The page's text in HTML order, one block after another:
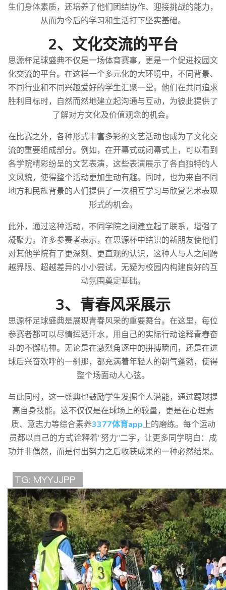
生们身体素质，还培养了他们团结协作、迎接挑战的能力，
从而为今后的学习和生活打下坚实基础。
2、文化交流的平台
思源杯足球盛典不仅是一场体育赛事，更是一个促进校园文
化交流的平台。在这样一个多元化的大环境中，不同背景、
不同行业和不同兴趣爱好的学生汇聚一堂。他们在共同追求
胜利目标时，自然而然地建立起沟通与互动，为彼此提供了
了解对方文化及价值观念的机会。
在比赛之外，各种形式丰富多彩的文艺活动也成为了文化交
流的重要组成部分。例如，在开幕式或闭幕式上，可以看到
各学院精彩纷呈的文艺表演，这些表演展示了各自独特的人
文风貌，使得整个活动更加生动有趣。同时，也为来自不同
地方和民族背景的人们提供了一次相互学习与欣赏艺术表现
形式的机会。
此外，通过这种活动，不同学院之间建立起了联系，增强了
凝聚力。许多参赛者表示，在思源杯中结识的新朋友使他们
对其他学院有了更深刻、更直观的认识，这种人与人之间跨
越界限、超越差异的小小尝试，无疑为校园内构建良好的互
动氛围奠定基础。
3、青春风采展示
思源杯足球盛典是展现青春风采的重要舞台。在这里，每位
参赛者都可以尽情挥洒汗水，用自己的实际行动诠释青春奋
斗的不懈精神。无论是在激烈角逐中的拼搏瞬间，还是在进
球后兴奋欢呼的一刹那，都充满着年轻人的朝气蓬勃，使得
整个场面动人心弦。
与此同时，这一盛典也鼓励学生发掘个人潜能，通过踢球提
高自身技能。这不仅仅是在球场上的较量，更是在心理素
质、意志力等综合素养3377体育app上的磨练。每个运动
员都以自己的方式诠释着“努力”二字，让更多同学明白：成
功并非偶然，而是付出努力之后收获成果的一种必然结果。